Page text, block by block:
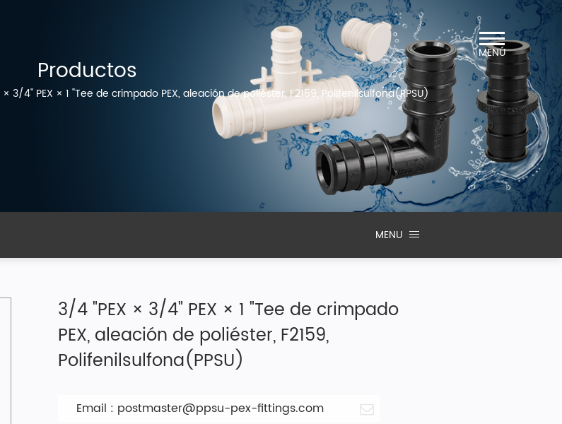
MENÚ
Productos
× 3/4" PEX × 1 "Tee de crimpado PEX, aleación de poliéster, F2159, Polifenilsulfona(PPSU)
MENU
3/4 "PEX × 3/4" PEX × 1 "Tee de crimpado
PEX, aleación de poliéster, F2159,
Polifenilsulfona(PPSU)
Email : postmaster@ppsu-pex-fittings.com